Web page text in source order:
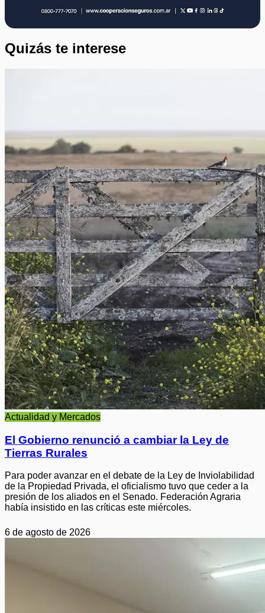
Quizás te interese
Actualidad y Mercados
El Gobierno renunció a cambiar la Ley de
Tierras Rurales
Para poder avanzar en el debate de la Ley de Inviolabilidad
de la Propiedad Privada, el oficialismo tuvo que ceder a la
presión de los aliados en el Senado. Federación Agraria
había insistido en las críticas este miércoles.
6 de agosto de 2026